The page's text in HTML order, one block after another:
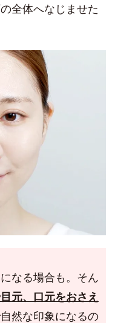
全体へなじませた
なる場合も。そん
元、口元をおさえ
然な印象になるの